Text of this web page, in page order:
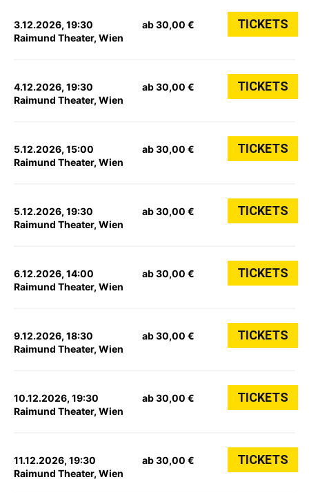
3.12.2026, 19:30
Raimund Theater, Wien
ab 30,00 € TICKETS
4.12.2026, 19:30
Raimund Theater, Wien
ab 30,00 € TICKETS
5.12.2026, 15:00
Raimund Theater, Wien
ab 30,00 € TICKETS
5.12.2026, 19:30
Raimund Theater, Wien
ab 30,00 € TICKETS
6.12.2026, 14:00
Raimund Theater, Wien
ab 30,00 € TICKETS
9.12.2026, 18:30
Raimund Theater, Wien
ab 30,00 € TICKETS
10.12.2026, 19:30
Raimund Theater, Wien
ab 30,00 € TICKETS
11.12.2026, 19:30
Raimund Theater, Wien
ab 30,00 € TICKETS